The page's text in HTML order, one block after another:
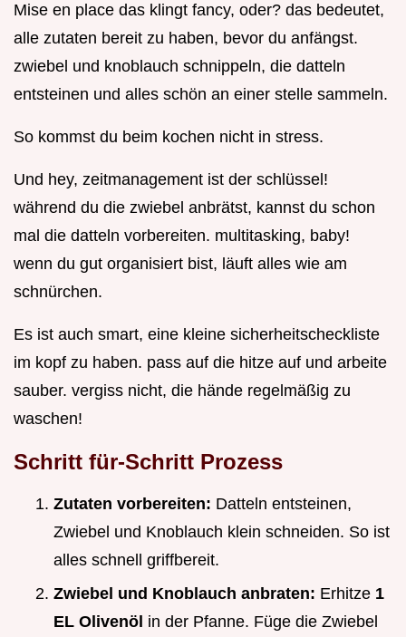
Mise en place das klingt fancy, oder? das bedeutet,
alle zutaten bereit zu haben, bevor du anfängst.
zwiebel und knoblauch schnippeln, die datteln
entsteinen und alles schön an einer stelle sammeln.
So kommst du beim kochen nicht in stress.
Und hey, zeitmanagement ist der schlüssel!
während du die zwiebel anbrätst, kannst du schon
mal die datteln vorbereiten. multitasking, baby!
wenn du gut organisiert bist, läuft alles wie am
schnürchen.
Es ist auch smart, eine kleine sicherheitscheckliste
im kopf zu haben. pass auf die hitze auf und arbeite
sauber. vergiss nicht, die hände regelmäßig zu
waschen!
Schritt für-Schritt Prozess
Zutaten vorbereiten: Datteln entsteinen,
Zwiebel und Knoblauch klein schneiden. So ist
alles schnell griffbereit.
Zwiebel und Knoblauch anbraten: Erhitze 1
EL Olivenöl in der Pfanne. Füge die Zwiebel